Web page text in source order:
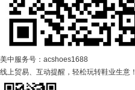
美中服务号：acshoes1688
线上贸易、互动提醒，轻松玩转鞋业生意！